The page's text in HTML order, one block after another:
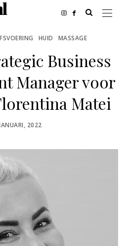
HUID MASSAGE
Business
Manager voor
Matei
2022